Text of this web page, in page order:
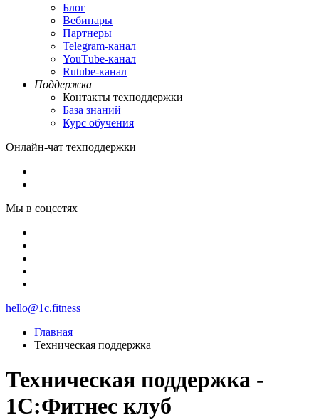
Блог
Вебинары
Партнеры
Теlegram-канал
YouТube-канал
Rutube-канал
Поддержка
Контакты техподдержки
База знаний
Курс обучения
Онлайн-чат техподдержки
Мы в соцсетях
hello@1c.fitness
Главная
Техническая поддержка
Техническая поддержка -
1С:Фитнес клуб